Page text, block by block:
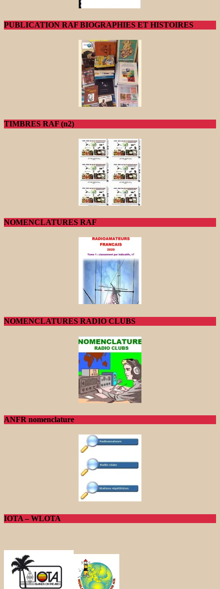
PUBLICATION RAF BIOGRAPHIES ET HISTOIRES
TIMBRES RAF (n2)
NOMENCLATURES RAF
NOMENCLATURES RADIO CLUBS
ANFR nomenclature
IOTA – WLOTA